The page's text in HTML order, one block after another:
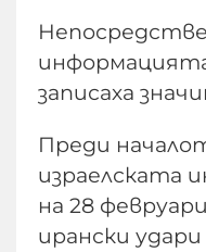
записаха
Преди
израелската
на 28
ирански